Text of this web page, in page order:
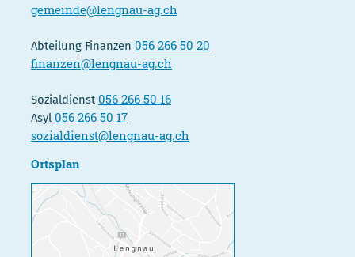
gemeinde@lengnau-ag.ch
Abteilung Finanzen 056 266 50 20
finanzen@lengnau-ag.ch
Sozialdienst056 266 50 16
Asyl 056 266 50 17
sozialdienst@lengnau-ag.ch
Ortsplan